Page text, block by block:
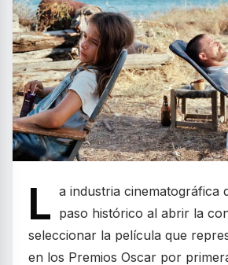
L a industria cinematográfica
paso histórico al abrir la
seleccionar la película que
en los Premios Oscar por